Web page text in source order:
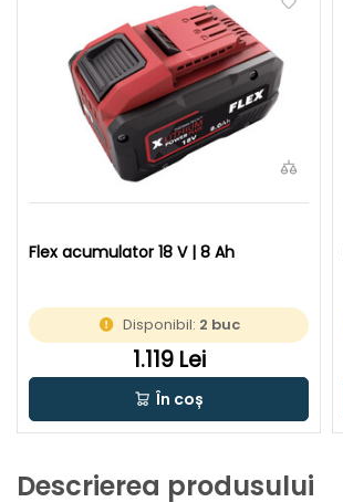
Flex acumulator 18 V | 8 Ah
Disponibil: 2 buc
1.119 Lei
În coș
Descrierea produsului